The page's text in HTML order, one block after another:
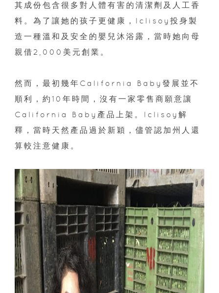
其成份包含很多對人體有害的清潔劑及人工香
料。為了讓她的孩子更健康，Iclisoy投身製
造一種溫和及安全的嬰兒沐浴露，當時她向母
親借2,000美元創業。
然而，最初幾年California Baby發展並不
順利，約10年時間，沒有一家零售商願意讓
California Baby產品上架。Iclisoy解
釋，當時天然產品過於新穎，儘管認加州人還
算較注意健康。